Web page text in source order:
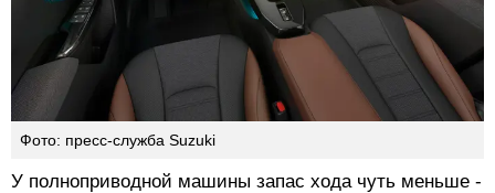
Фото: пресс-служба Suzuki
У полноприводной машины запас хода чуть меньше -